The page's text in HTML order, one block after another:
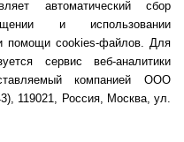
автоматический сбор
и использовании
помощи cookies-файлов. Для
сервис веб‑аналитики
компанией ООО
119021, Россия, Москва, ул.